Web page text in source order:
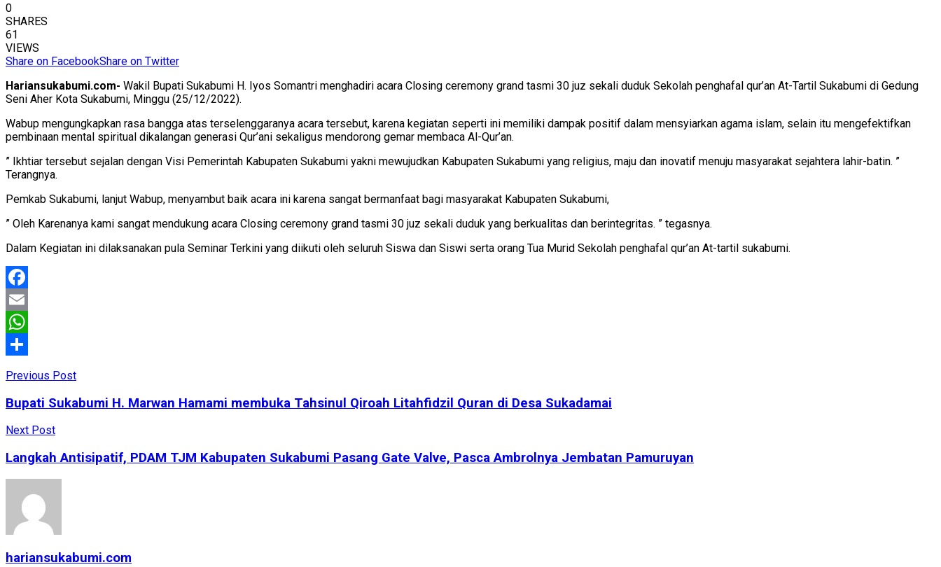
0
SHARES
61
VIEWS
Share on FacebookShare on Twitter
Hariansukabumi.com- Wakil Bupati Sukabumi H. Iyos Somantri menghadiri acara Closing ceremony grand tasmi 30 juz sekali duduk Sekolah penghafal qur’an At-Tartil Sukabumi di Gedung
Seni Aher Kota Sukabumi, Minggu (25/12/2022).
Wabup mengungkapkan rasa bangga atas terselenggaranya acara tersebut, karena kegiatan seperti ini memiliki dampak positif dalam mensyiarkan agama islam, selain itu mengefektifkan
pembinaan mental spiritual dikalangan generasi Qur’ani sekaligus mendorong gemar membaca Al-Qur’an.
” Ikhtiar tersebut sejalan dengan Visi Pemerintah Kabupaten Sukabumi yakni mewujudkan Kabupaten Sukabumi yang religius, maju dan inovatif menuju masyarakat sejahtera lahir-batin. ”
Terangnya.
Pemkab Sukabumi, lanjut Wabup, menyambut baik acara ini karena sangat bermanfaat bagi masyarakat Kabupaten Sukabumi,
” Oleh Karenanya kami sangat mendukung acara Closing ceremony grand tasmi 30 juz sekali duduk yang berkualitas dan berintegritas. ” tegasnya.
Dalam Kegiatan ini dilaksanakan pula Seminar Terkini yang diikuti oleh seluruh Siswa dan Siswi serta orang Tua Murid Sekolah penghafal qur’an At-tartil sukabumi.
Facebook
Email
WhatsApp
Previous Post
Bupati Sukabumi H. Marwan Hamami membuka Tahsinul Qiroah Litahfidzil Quran di Desa Sukadamai
Next Post
Langkah Antisipatif, PDAM TJM Kabupaten Sukabumi Pasang Gate Valve, Pasca Ambrolnya Jembatan Pamuruyan
hariansukabumi.com